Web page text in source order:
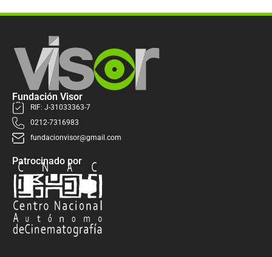
Fundación Visor
RIF: J-31033363-7
0212-7316983
fundacionvisor@gmail.com
Patrocinado por